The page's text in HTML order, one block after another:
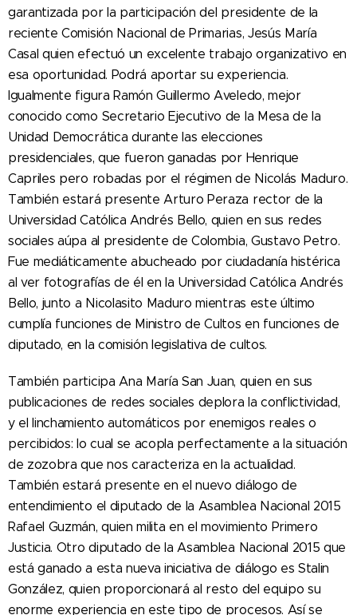
garantizada por la participación del presidente de la
reciente Comisión Nacional de Primarias, Jesús María
Casal quien efectuó un excelente trabajo organizativo en
esa oportunidad. Podrá aportar su experiencia.
Igualmente figura Ramón Guillermo Aveledo, mejor
conocido como Secretario Ejecutivo de la Mesa de la
Unidad Democrática durante las elecciones
presidenciales, que fueron ganadas por Henrique
Capriles pero robadas por el régimen de Nicolás Maduro.
También estará presente Arturo Peraza rector de la
Universidad Católica Andrés Bello, quien en sus redes
sociales aúpa al presidente de Colombia, Gustavo Petro.
Fue mediáticamente abucheado por ciudadanía histérica
al ver fotografías de él en la Universidad Católica Andrés
Bello, junto a Nicolasito Maduro mientras este último
cumplía funciones de Ministro de Cultos en funciones de
diputado, en la comisión legislativa de cultos.
También participa Ana María San Juan, quien en sus
publicaciones de redes sociales deplora la conflictividad,
y el linchamiento automáticos por enemigos reales o
percibidos: lo cual se acopla perfectamente a la situación
de zozobra que nos caracteriza en la actualidad.
También estará presente en el nuevo diálogo de
entendimiento el diputado de la Asamblea Nacional 2015
Rafael Guzmán, quien milita en el movimiento Primero
Justicia. Otro diputado de la Asamblea Nacional 2015 que
está ganado a esta nueva iniciativa de diálogo es Stalin
González, quien proporcionará al resto del equipo su
enorme experiencia en este tipo de procesos. Así se